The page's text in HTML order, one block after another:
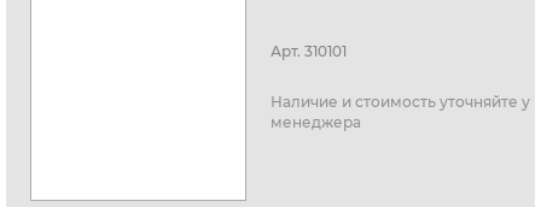
Арт.310101
Наличие и стоимость уточняйте у
менеджера